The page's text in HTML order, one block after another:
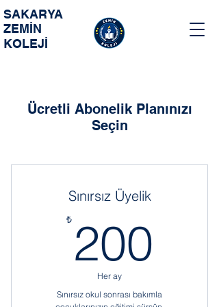
SAKARYA
ZEMİN
KOLEJİ
Ücretli Abonelik Planınızı
Seçin
Sınırsız Üyelik
₺ 200
Her ay
Sınırsız okul sonrası bakımla